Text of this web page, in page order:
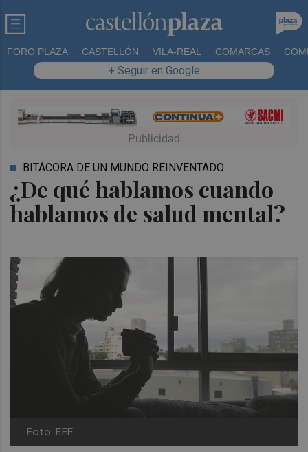
FORO PLAZA CASTELLÓN VILA-REAL COMARCAS
+ Seguir en Google
¿De qué hablamos cuando
hablamos de salud mental?
BITÁCORA DE UN MUNDO REINVENTADO
Foto: EFE